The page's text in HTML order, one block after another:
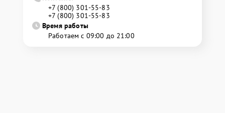
+7 (800) 301-55-83
+7 (800) 301-55-83
Время работы
Работаем с 09:00 до 21:00